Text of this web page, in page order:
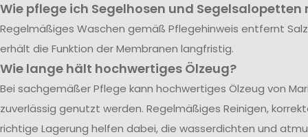
Wie pflege ich Segelhosen und Segelsalopetten
Regelmäßiges Waschen gemäß Pflegehinweis entfernt
erhält die Funktion der Membranen langfristig.
Wie lange hält hochwertiges Ölzeug?
Bei sachgemäßer Pflege kann hochwertiges Ölzeug von
zuverlässig genutzt werden. Regelmäßiges Reinigen,
richtige Lagerung helfen dabei, die wasserdichten und